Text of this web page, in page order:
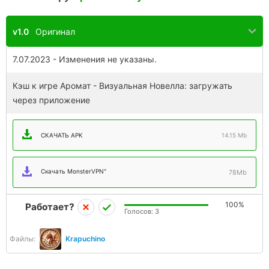
v1.0 Оригинал
7.07.2023 - Изменения не указаны.
Кэш к игре Аромат - Визуальная Новелла: загружать
через приложение
СКАЧАТЬ APK 14.15 Mb
Скачать MonsterVPN" 78Mb
Файлы: Krapuchino
Работает? 100%
Голосов: 3